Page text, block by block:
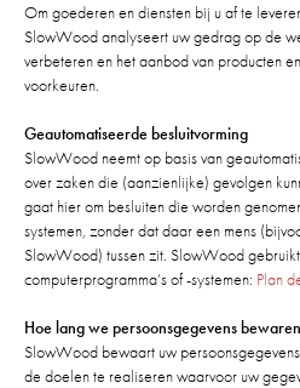
Om goederen en diensten bij u af te
SlowWood analyseert uw gedrag op de
verbeteren en het aanbod van producten
voorkeuren.
Geautomatiseerde besluitvorming
SlowWood neemt op basis van
over zaken die (aanzienlijke) gevolgen
gaat hier om besluiten die worden
systemen, zonder dat daar een mens
SlowWood) tussen zit. SlowWood
computerprogramma’s of -systemen: Plan
Hoe lang we persoonsgegevens bewaren
SlowWood bewaart uw
de doelen te realiseren waarvoor uw